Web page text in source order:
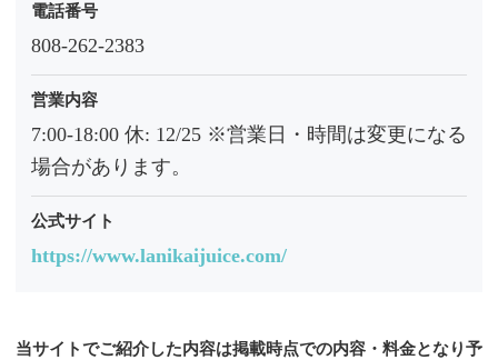
電話番号
808-262-2383
営業内容
7:00-18:00 休: 12/25 ※営業日・時間は変更になる
場合があります。
公式サイト
https://www.lanikaijuice.com/
当サイトでご紹介した内容は掲載時点での内容・料金となり予